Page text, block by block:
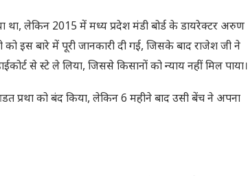
लेकिन 2015 में मध्य प्रदेश मंडी बोर्ड के डायरेक्टर अरुण
इस बारे में पूरी जानकारी दी गई, जिसके बाद राजेश जी ने
से स्टे ले लिया, जिससे किसानों को न्याय नहीं मिल पाया।
प्रथा को बंद किया, लेकिन 6 महीने बाद उसी बेंच ने अपना